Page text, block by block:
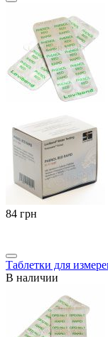
‍84‍ грн
Таблетки для
В наличии